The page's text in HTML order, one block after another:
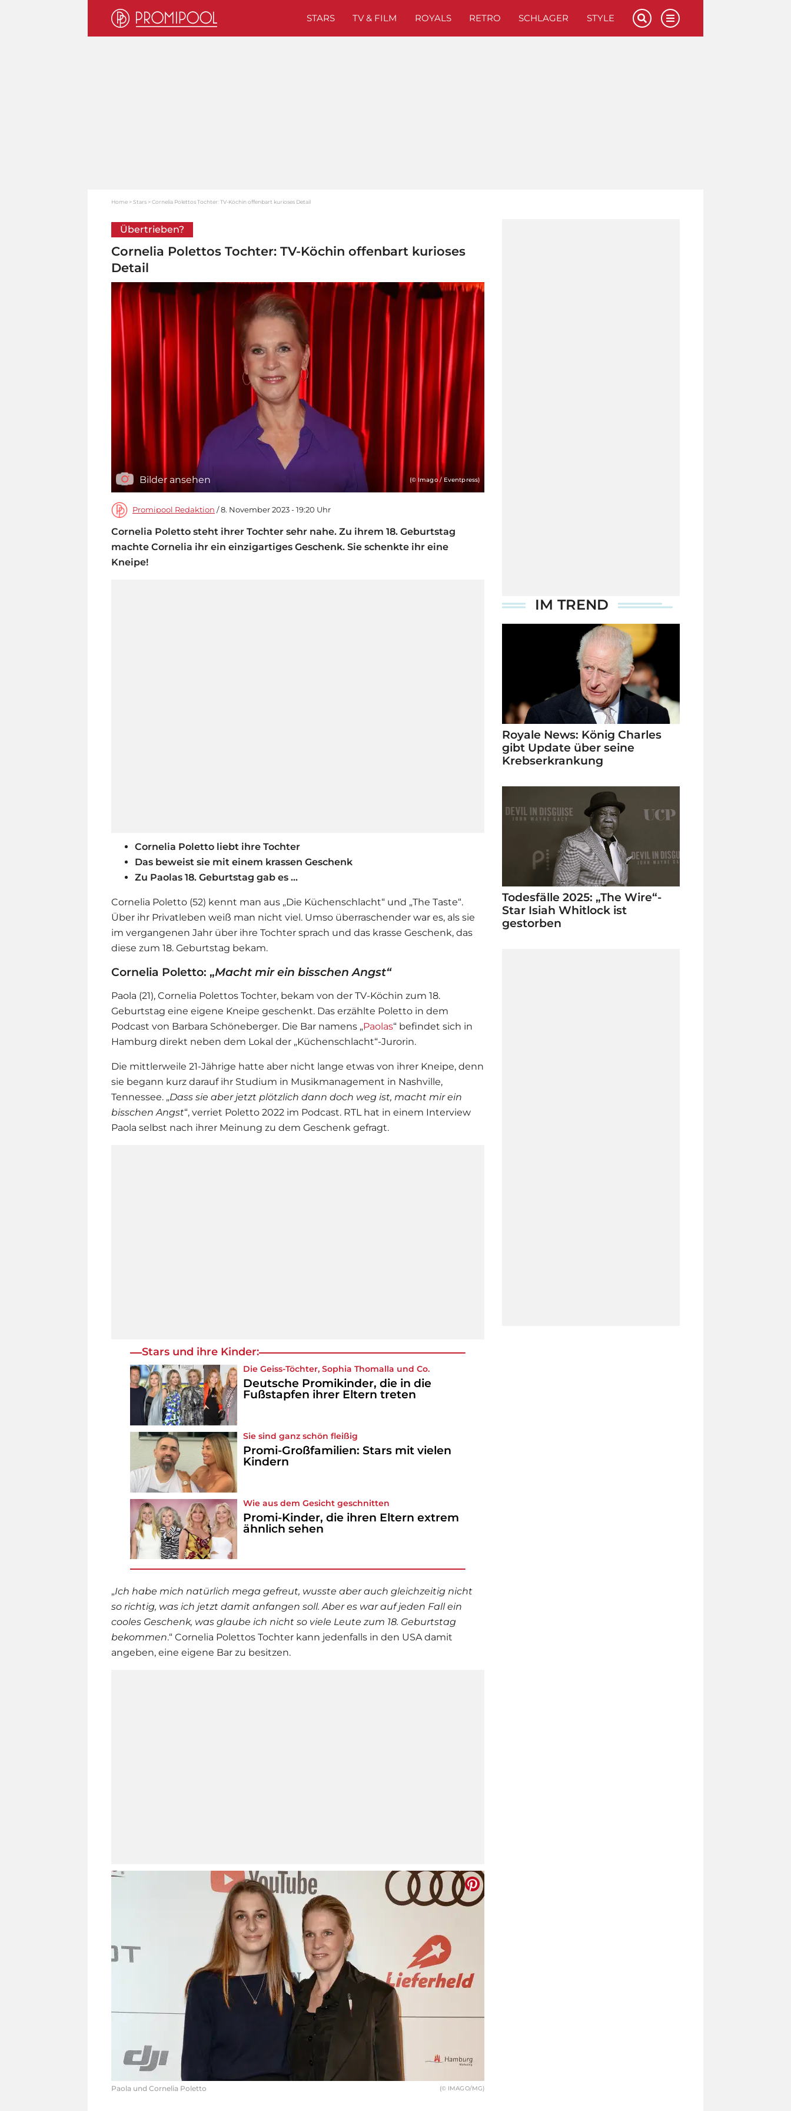
STARS TV & FILM ROYALS RETRO SCHLAGER STYLE
Home Stars Cornelia Polettos Tochter: TV-Köchin offenbart kurioses Detail
Übertrieben?
Cornelia Polettos Tochter: TV-Köchin offenbart kurioses
Detail
Bilder ansehen (© Imago / Eventpress)
Promipool Redaktion / 8. November 2023 - 19:20 Uhr
Cornelia Poletto steht ihrer Tochter sehr nahe. Zu ihrem 18. Geburtstag
machte Cornelia ihr ein einzigartiges Geschenk. Sie schenkte ihr eine
Kneipe!
Cornelia Poletto liebt ihre Tochter
Das beweist sie mit einem krassen Geschenk
Zu Paolas 18. Geburtstag gab es ...
Cornelia Poletto (52) kennt man aus „Die Küchenschlacht“ und „The Taste“.
Über ihr Privatleben weiß man nicht viel. Umso überraschender war es, als sie
im vergangenen Jahr über ihre Tochter sprach und das krasse Geschenk, das
diese zum 18. Geburtstag bekam.
Cornelia Poletto: „Macht mir ein bisschen Angst“
Paola (21), Cornelia Polettos Tochter, bekam von der TV-Köchin zum 18.
Geburtstag eine eigene Kneipe geschenkt. Das erzählte Poletto in dem
Podcast von Barbara Schöneberger. Die Bar namens „Paolas“ befindet sich in
Hamburg direkt neben dem Lokal der „Küchenschlacht“-Jurorin.
Die mittlerweile 21-Jährige hatte aber nicht lange etwas von ihrer Kneipe, denn
sie begann kurz darauf ihr Studium in Musikmanagement in Nashville,
Tennessee. „Dass sie aber jetzt plötzlich dann doch weg ist, macht mir ein
bisschen Angst“, verriet Poletto 2022 im Podcast. RTL hat in einem Interview
Paola selbst nach ihrer Meinung zu dem Geschenk gefragt.
Stars und ihre Kinder:
Die Geiss-Töchter, Sophia Thomalla und Co.
Deutsche Promikinder, die in die
Fußstapfen ihrer Eltern treten
Sie sind ganz schön fleißig
Promi-Großfamilien: Stars mit vielen
Kindern
Wie aus dem Gesicht geschnitten
Promi-Kinder, die ihren Eltern extrem
ähnlich sehen
„Ich habe mich natürlich mega gefreut, wusste aber auch gleichzeitig nicht
so richtig, was ich jetzt damit anfangen soll. Aber es war auf jeden Fall ein
cooles Geschenk, was glaube ich nicht so viele Leute zum 18. Geburtstag
bekommen.“ Cornelia Polettos Tochter kann jedenfalls in den USA damit
angeben, eine eigene Bar zu besitzen.
Paola und Cornelia Poletto (© IMAGO/MG)
IM TREND
Royale News: König Charles
gibt Update über seine
Krebserkrankung
Todesfälle 2025: „The Wire“-
Star Isiah Whitlock ist
gestorben